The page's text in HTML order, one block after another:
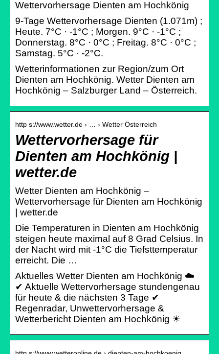
Wettervorhersage Dienten am Hochkönig
9-Tage Wettervorhersage Dienten (1.071m) ;
Heute. 7°C · -1°C ; Morgen. 9°C · -1°C ;
Donnerstag. 8°C · 0°C ; Freitag. 8°C · 0°C ;
Samstag. 5°C · -2°C.
Wetterinformationen zur Region/zum Ort
Dienten am Hochkönig. Wetter Dienten am
Hochkönig – Salzburger Land – Österreich.
http s://www.wetter.de › … › Wetter Österreich
Wettervorhersage für
Dienten am Hochkönig |
wetter.de
Wetter Dienten am Hochkönig –
Wettervorhersage für Dienten am Hochkönig
| wetter.de
Die Temperaturen in Dienten am Hochkönig
steigen heute maximal auf 8 Grad Celsius. In
der Nacht wird mit -1°C die Tiefsttemperatur
erreicht. Die …
Aktuelles Wetter Dienten am Hochkönig ☁️
✔ Aktuelle Wettervorhersage stundengenau
für heute & die nächsten 3 Tage ✔
Regenradar, Unwettervorhersage &
Wetterbericht Dienten am Hochkönig ☀